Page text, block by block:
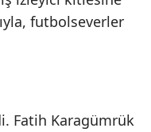
futbolseverler
Fatih Karagümrük